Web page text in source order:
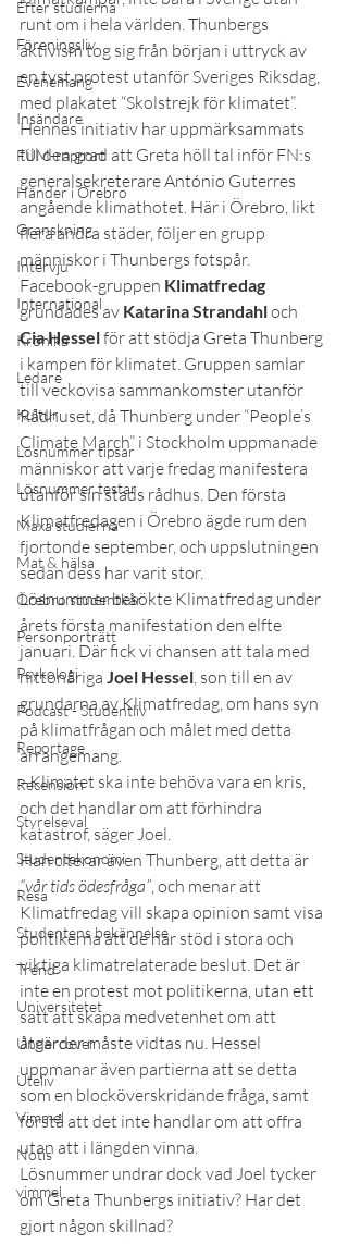
Efter studierna
Föreningsliv
Evenemang
Insändare
FUM-rapport
Händer i Örebro
Granskning
Intervju
International
Krönika
Ledare
Kultur
Lösnummer tipsar
Lösnummer testar
Maxa studierna
Mat & hälsa
Örebro studentkår
Personporträtt
Psykologi
Podcast - Studentliv
Reportage
Recension
Styrelseval
Studentekonomi
Resa
Studentens bekännelse
Trend
Universitetet
Undercover
Uteliv
Vimmel
Notis
vimmel
runt om i hela världen. Thunbergs
aktivism tog sig från början i uttryck av
en tyst protest utanför Sveriges Riksdag,
med plakatet “Skolstrejk för klimatet”.
Hennes initiativ har uppmärksammats
till den grad att Greta höll tal inför FN:s
generalsekreterare António Guterres
angående klimathotet. Här i Örebro, likt
flera andra städer, följer en grupp
människor i Thunbergs fotspår.
Facebook-gruppen Klimatfredag
grundades av Katarina Strandahl och
Cia Hessel för att stödja Greta Thunberg
i kampen för klimatet. Gruppen samlar
till veckovisa sammankomster utanför
Rådhuset, då Thunberg under “People’s
Climate March” i Stockholm uppmanade
människor att varje fredag manifestera
utanför sin stads rådhus. Den första
Klimatfredagen i Örebro ägde rum den
fjortonde september, och uppslutningen
sedan dess har varit stor.
Lösnummer besökte Klimatfredag under
årets första manifestation den elfte
januari. Där fick vi chansen att tala med
nittonåriga Joel Hessel, son till en av
grundarna av Klimatfredag, om hans syn
på klimatfrågan och målet med detta
arrangemang.
–Klimatet ska inte behöva vara en kris,
och det handlar om att förhindra
katastrof, säger Joel.
Han citerar även Thunberg, att detta är
“vår tids ödesfråga”, och menar att
Klimatfredag vill skapa opinion samt visa
politikerna att de har stöd i stora och
viktiga klimatrelaterade beslut. Det är
inte en protest mot politikerna, utan ett
sätt att skapa medvetenhet om att
åtgärder måste vidtas nu. Hessel
uppmanar även partierna att se detta
som en blocköverskridande fråga, samt
förstå att det inte handlar om att offra
utan att i längden vinna.
Lösnummer undrar dock vad Joel tycker
om Greta Thunbergs initiativ? Har det
gjort någon skillnad?